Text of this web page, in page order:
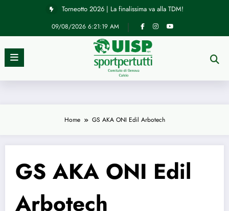
Torneotto 2026 | La finalissima va alla TDM!
09/08/2026 6:21:19 AM
Home GS AKA ONI Edil Arbotech
GS AKA ONI Edil
Arbotech